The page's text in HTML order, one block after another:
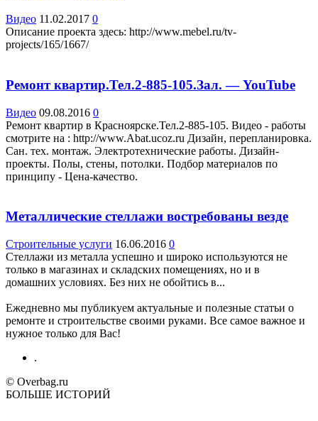
Видео 11.02.2017 0
Описание проекта здесь: http://www.mebel.ru/tv-
projects/165/1667/
Ремонт квартир.Тел.2-885-105.Зал. — YouTube
Видео 09.08.2016 0
Ремонт квартир в Красноярске.Тел.2-885-105. Видео - работы
смотрите на : http://www.Abat.ucoz.ru Дизайн, перепланировка.
Сан. тех. монтаж. Электротехнические работы. Дизайн-
проекты. Полы, стены, потолки. Подбор материалов по
принципу - Цена-качество.
Металлические стеллажи востребованы везде
Строительные услуги 16.06.2016 0
Стеллажи из металла успешно и широко используются не
только в магазинах и складских помещениях, но и в
домашних условиях. Без них не обойтись в...
Ежедневно мы публикуем актуальные и полезные статьи о
ремонте и строительстве своими руками. Все самое важное и
нужное только для Вас!
.
© Overbag.ru
БОЛЬШЕ ИСТОРИЙ